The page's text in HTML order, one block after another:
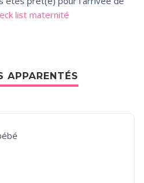
list maternité
APPARENTÉS